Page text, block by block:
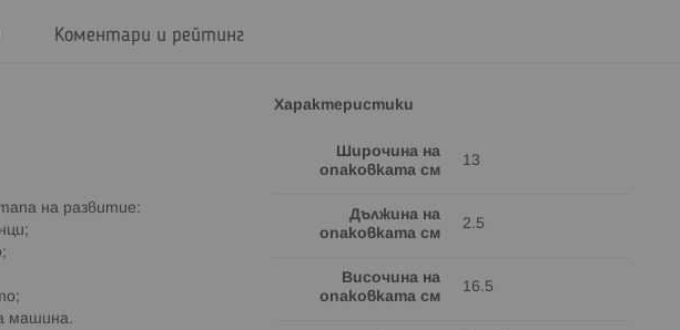
на развитие:
машина.
Характеристики
Широчина на
опаковката см
13
Дължина на
опаковката см
2.5
Височина на
опаковката см
16.5
Коментари и рейтинг